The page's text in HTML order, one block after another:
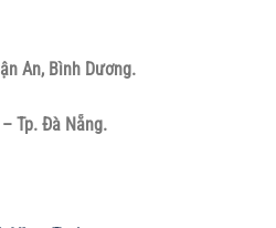
An, Bình Dương.
Tp. Đà Nẵng.